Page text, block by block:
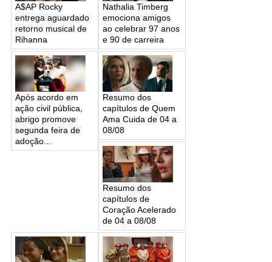
A$AP Rocky
entrega aguardado
retorno musical de
Rihanna
Nathalia Timberg
emociona amigos
ao celebrar 97 anos
e 90 de carreira
Após acordo em
ação civil pública,
abrigo promove
segunda feira de
adoção...
Resumo dos
capítulos de Quem
Ama Cuida de 04 a
08/08
Resumo dos
capítulos de
Coração Acelerado
de 04 a 08/08